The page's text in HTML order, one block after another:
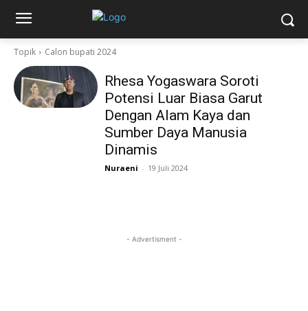
Topik Calon bupati 2024
Rhesa Yogaswara Soroti
Potensi Luar Biasa Garut
Dengan Alam Kaya dan
Sumber Daya Manusia
Dinamis
Nuraeni - 19 Juli 2024
- Advertisment -